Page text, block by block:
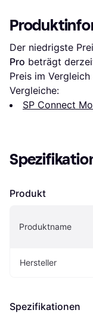
Der niedrigste
Pro beträgt
Preis im Vergleich
Vergleiche:
SP Connect
Produkt
Produktname
Hersteller
Spezifikationen